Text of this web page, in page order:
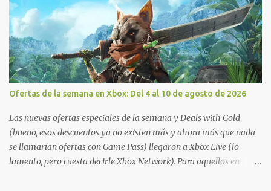
Ofertas de la semana en Xbox: Del 4 al 10 de agosto de 2026
Las nuevas ofertas especiales de la semana y Deals with Gold
(bueno, esos descuentos ya no existen más y ahora más que nada
se llamarían ofertas con Game Pass) llegaron a Xbox Live (lo
lamento, pero cuesta decirle Xbox Network). Para aquellos en